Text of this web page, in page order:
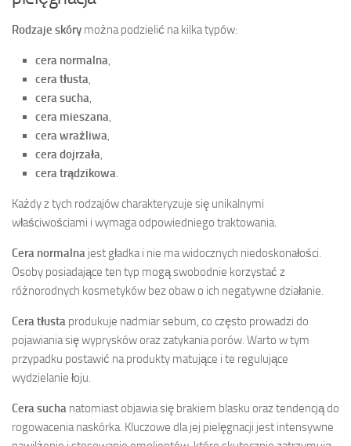
Rodzaje skóry można podzielić na kilka typów:
cera normalna,
cera tłusta,
cera sucha,
cera mieszana,
cera wrażliwa,
cera dojrzała,
cera trądzikowa.
Każdy z tych rodzajów charakteryzuje się unikalnymi
właściwościami i wymaga odpowiedniego traktowania.
Cera normalna jest gładka i nie ma widocznych niedoskonałości.
Osoby posiadające ten typ mogą swobodnie korzystać z
różnorodnych kosmetyków bez obaw o ich negatywne działanie.
Cera tłusta produkuje nadmiar sebum, co często prowadzi do
pojawiania się wyprysków oraz zatykania porów. Warto w tym
przypadku postawić na produkty matujące i te regulujące
wydzielanie łoju.
Cera sucha natomiast objawia się brakiem blasku oraz tendencją do
rogowacenia naskórka. Kluczowe dla jej pielęgnacji jest intensywne